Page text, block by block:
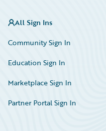
All Sign Ins
Community Sign In
Education Sign In
Marketplace Sign In
Partner Portal Sign In